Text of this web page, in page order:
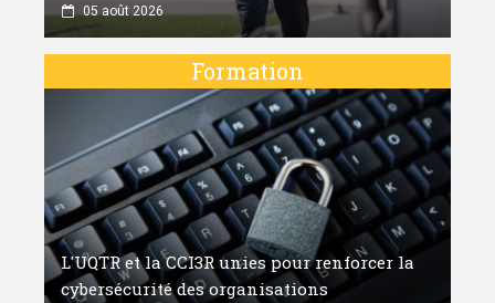
05 août 2026
Formation
L'UQTR et la CCI3R unies pour renforcer la
cybersécurité des organisations